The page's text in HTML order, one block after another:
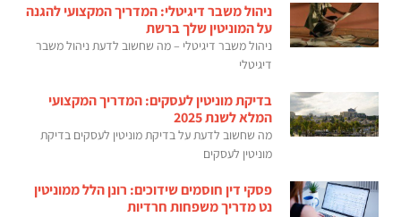
ניהול משבר דיגיטלי: המדריך המקצועי להגנה
על המוניטין שלך ברשת
ניהול משבר דיגיטלי – מה שחשוב לדעת ניהול משבר
דיגיטלי
בדיקת מוניטין לעסקים: המדריך המקצועי
המלא לשנת 2025
מה שחשוב לדעת על בדיקת מוניטין לעסקים בדיקת
מוניטין לעסקים
פסקי דין חוסמים שידוכים: רונן הלל ממוניטין
נט מדריך משפחות חרדיות